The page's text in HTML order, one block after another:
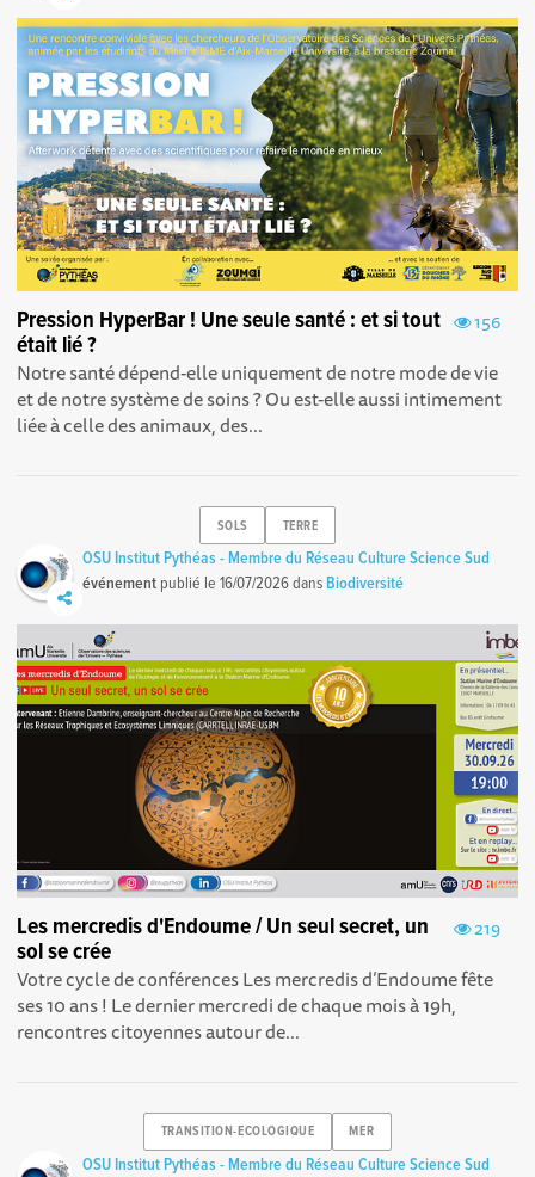
156
Pression HyperBar ! Une seule santé : et si tout
était lié ?
Notre santé dépend-elle uniquement de notre mode de vie
et de notre système de soins ? Ou est-elle aussi intimement
liée à celle des animaux, des...
SOLS TERRE
OSU Institut Pythéas - Membre du Réseau Culture Science Sud
événement publié le16/07/2026dans Biodiversité
219
Les mercredis d'Endoume / Un seul secret, un
sol se crée
Votre cycle de conférences Les mercredis d’Endoume fête
ses 10 ans ! Le dernier mercredi de chaque mois à 19h,
rencontres citoyennes autour de...
TRANSITION-ECOLOGIQUE MER
OSU Institut Pythéas - Membre du Réseau Culture Science Sud